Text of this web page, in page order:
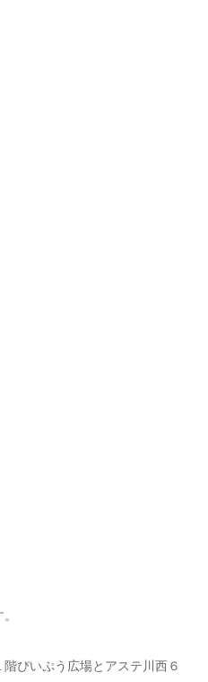
ぴいぷう広場とアステ川西６